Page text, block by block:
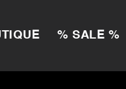
% SALE %